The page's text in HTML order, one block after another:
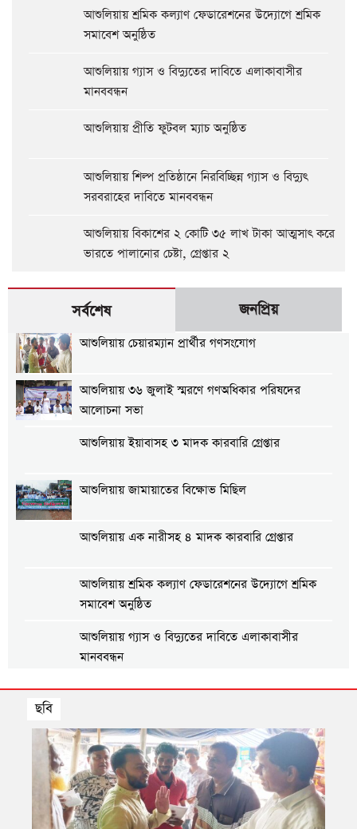
আশুলিয়ায় শ্রমিক কল্যাণ ফেডারেশনের উদ্যোগে শ্রমিক
সমাবেশ অনুষ্ঠিত
আশুলিয়ায় গ্যাস ও বিদ্যুতের দাবিতে এলাকাবাসীর
মানববন্ধন
আশুলিয়ায় প্রীতি ফুটবল ম্যাচ অনুষ্ঠিত
আশুলিয়ায় শিল্প প্রতিষ্ঠানে নিরবিচ্ছিন্ন গ্যাস ও বিদ্যুৎ
সরবরাহের দাবিতে মানববন্ধন
আশুলিয়ায় বিকাশের ২ কোটি ৩৫ লাখ টাকা আত্মসাৎ করে
ভারতে পালানোর চেষ্টা, গ্রেপ্তার ২
সর্বশেষ জনপ্রিয়
আশুলিয়ায় চেয়ারম্যান প্রার্থীর গণসংযোগ
আশুলিয়ায় ৩৬ জুলাই স্মরণে গণঅধিকার পরিষদের
আলোচনা সভা
আশুলিয়ায় ইয়াবাসহ ৩ মাদক কারবারি গ্রেপ্তার
আশুলিয়ায় জামায়াতের বিক্ষোভ মিছিল
আশুলিয়ায় এক নারীসহ ৪ মাদক কারবারি গ্রেপ্তার
আশুলিয়ায় শ্রমিক কল্যাণ ফেডারেশনের উদ্যোগে শ্রমিক
সমাবেশ অনুষ্ঠিত
আশুলিয়ায় গ্যাস ও বিদ্যুতের দাবিতে এলাকাবাসীর
মানববন্ধন
আশুলিয়ায় প্রীতি ফুটবল ম্যাচ অনুষ্ঠিত
আশুলিয়ায় শিল্প প্রতিষ্ঠানে নিরবিচ্ছিন্ন গ্যাস ও বিদ্যুৎ
সরবরাহের দাবিতে মানববন্ধন
আশুলিয়ায় বিকাশের ২ কোটি ৩৫ লাখ টাকা আত্মসাৎ করে
ভারতে পালানোর চেষ্টা, গ্রেপ্তার ২
ছবি